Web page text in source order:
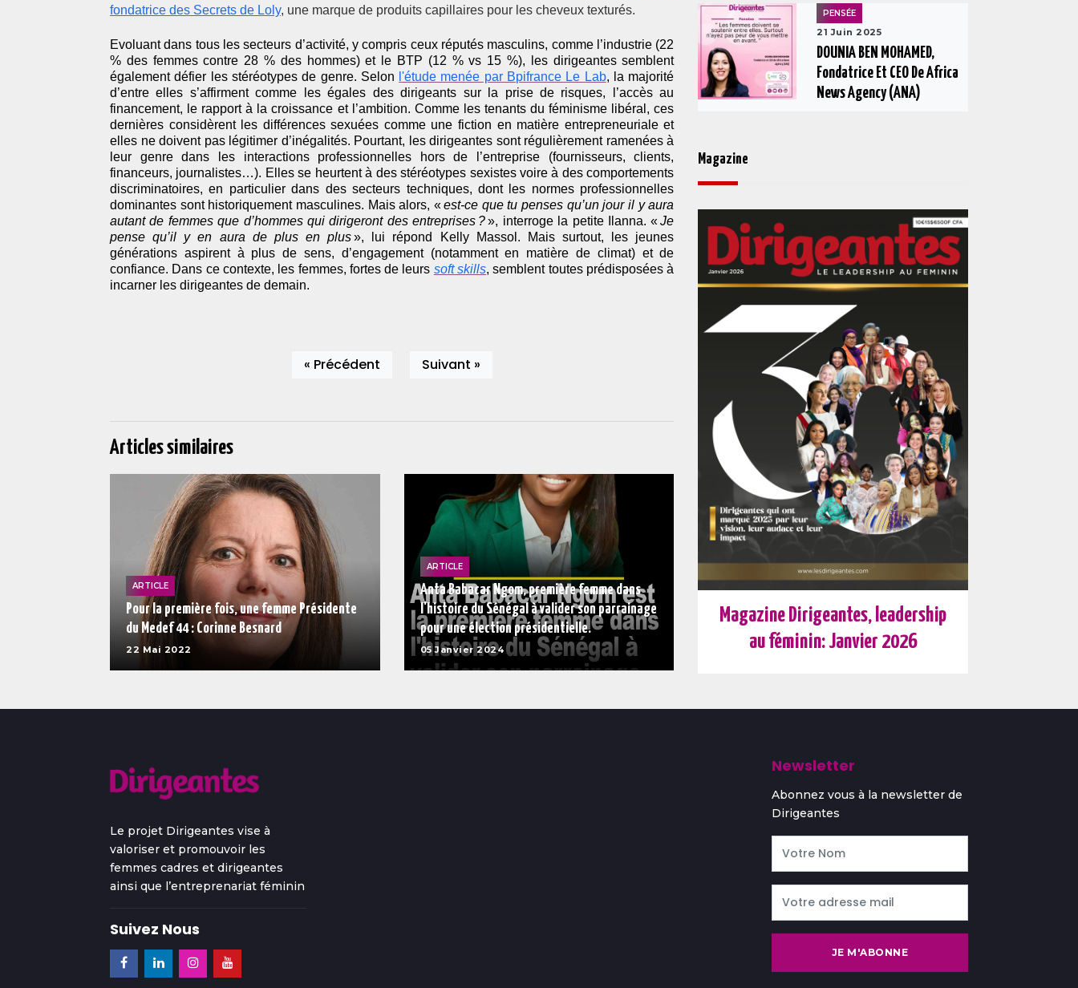
fondatrice des Secrets de Loly, une marque de produits capillaires pour les cheveux texturés.
Evoluant dans tous les secteurs d’activité, y compris ceux réputés masculins, comme l’industrie (22
% des femmes contre 28 % des hommes) et le BTP (12 % vs 15 %), les dirigeantes semblent
également défier les stéréotypes de genre. Selon l'étude menée par Bpifrance Le Lab, la majorité
d’entre elles s’affirment comme les égales des dirigeants sur la prise de risques, l’accès au
financement, le rapport à la croissance et l’ambition. Comme les tenants du féminisme libéral, ces
dernières considèrent les différences sexuées comme une fiction en matière entrepreneuriale et
elles ne doivent pas légitimer d’inégalités. Pourtant, les dirigeantes sont régulièrement ramenées à
leur genre dans les interactions professionnelles hors de l’entreprise (fournisseurs, clients,
financeurs, journalistes…). Elles se heurtent à des stéréotypes sexistes voire à des comportements
discriminatoires, en particulier dans des secteurs techniques, dont les normes professionnelles
dominantes sont historiquement masculines. Mais alors, «est-ce que tu penses qu’un jour il y aura
autant de femmes que d’hommes qui dirigeront des entreprises ?», interroge la petite Ilanna. «Je
pense qu’il y en aura de plus en plus», lui répond Kelly Massol. Mais surtout, les jeunes
générations aspirent à plus de sens, d’engagement (notamment en matière de climat) et de
confiance. Dans ce contexte, les femmes, fortes de leurs soft skills, semblent toutes prédisposées à
incarner les dirigeantes de demain.
« Précédent Suivant »
Articles similaires
ARTICLE
Pour la première fois, une femme Présidente
du Medef 44 : Corinne Besnard
22 Mai 2022
ARTICLE
Anta Babacar Ngom, première femme dans
l'histoire du Sénégal à valider son parrainage
pour une élection présidentielle.
05 Janvier 2024
PENSÉE
21 Juin 2025
DOUNIA BEN MOHAMED,
Fondatrice Et CEO De Africa
News Agency (ANA)
Magazine
Magazine Dirigeantes, leadership
au féminin: Janvier 2026
Le projet Dirigeantes vise à
valoriser et promouvoir les
femmes cadres et dirigeantes
ainsi que l’entreprenariat féminin
Suivez Nous
Newsletter
Abonnez vous à la newsletter de
Dirigeantes
JE M'ABONNE